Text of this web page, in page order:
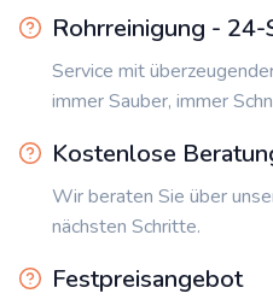
Rohrreinigung -
Service mit
immer Sauber, immer
Kostenlose
Wir beraten Sie über
nächsten Schritte.
Festpreisangebot